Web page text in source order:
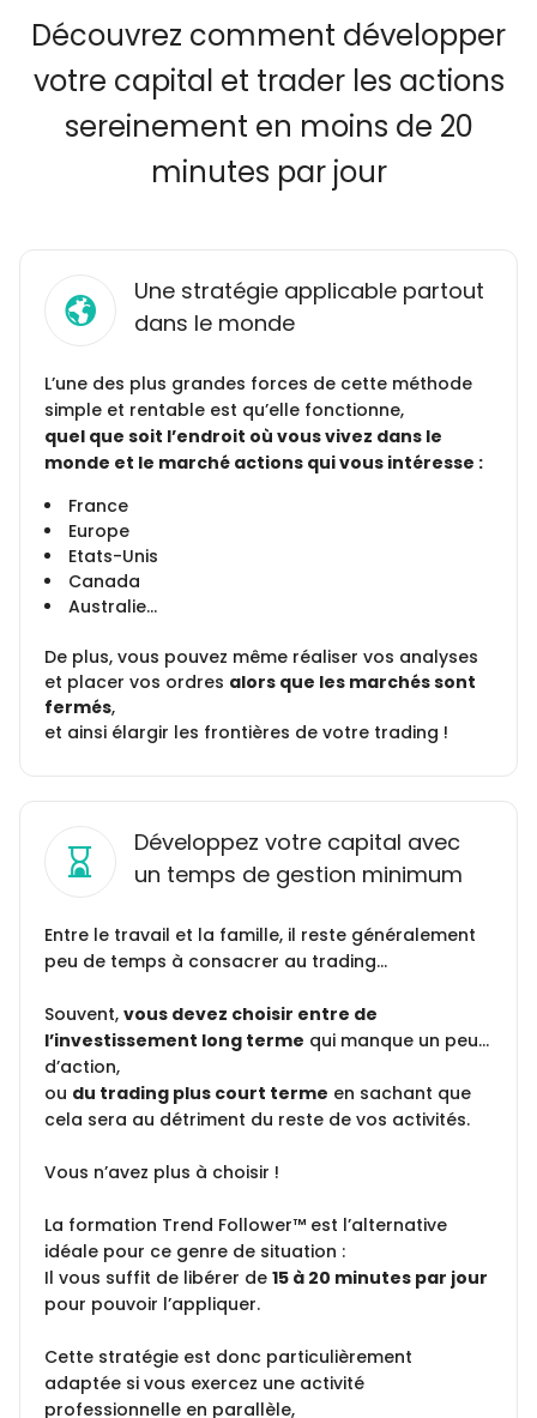
Découvrez comment développer
votre capital et trader les actions
sereinement en moins de 20
minutes par jour
Une stratégie applicable partout
dans le monde
L’une des plus grandes forces de cette méthode
simple et rentable est qu’elle fonctionne,
quel que soit l’endroit où vous vivez dans le
monde et le marché actions qui vous intéresse :
France
Europe
Etats-Unis
Canada
Australie…
De plus, vous pouvez même réaliser vos analyses
et placer vos ordres alors que les marchés sont
fermés,
et ainsi élargir les frontières de votre trading !
Développez votre capital avec
un temps de gestion minimum
Entre le travail et la famille, il reste généralement
peu de temps à consacrer au trading…
Souvent, vous devez choisir entre de
l’investissement long terme qui manque un peu…
d’action,
ou du trading plus court terme en sachant que
cela sera au détriment du reste de vos activités.
Vous n’avez plus à choisir !
La formation Trend Follower™ est l’alternative
idéale pour ce genre de situation :
Il vous suffit de libérer de 15 à 20 minutes par jour
pour pouvoir l’appliquer.
Cette stratégie est donc particulièrement
adaptée si vous exercez une activité
professionnelle en parallèle,